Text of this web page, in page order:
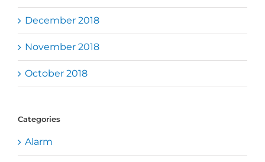
December 2018
November 2018
October 2018
Categories
Alarm